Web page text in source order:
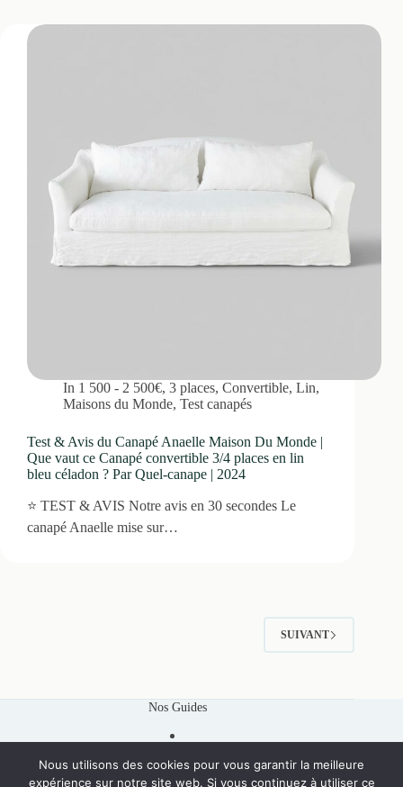
In 1 500 - 2 500€,3 places,Convertible,Lin,
Maisons du Monde, Test canapés
Test & Avis du Canapé Anaelle Maison Du Monde |
Que vaut ce Canapé convertible 3/4 places en lin
bleu céladon ? Par Quel-canape | 2024
⭐ TEST & AVIS Notre avis en 30 secondes Le
canapé Anaelle mise sur…
SUIVANT
Nos Guides
Nous utilisons des cookies pour vous garantir la meilleure
expérience sur notre site web. Si vous continuez à utiliser ce